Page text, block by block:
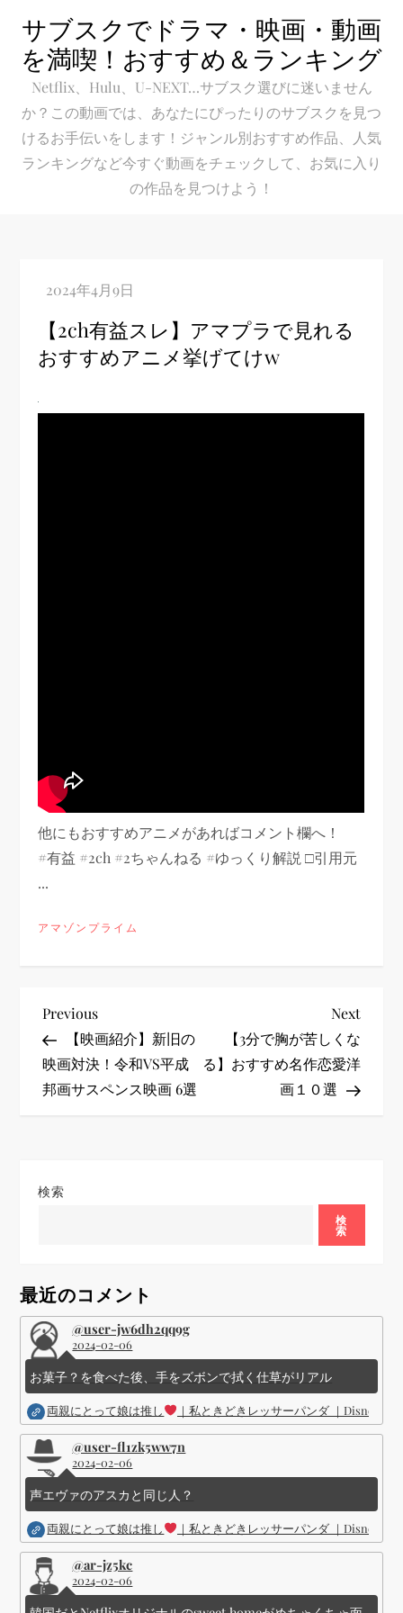
content
サブスクでドラマ・映画・動画
を満喫！おすすめ＆ランキング
Netflix、Hulu、U-NEXT…サブスク選びに迷いません
か？この動画では、あなたにぴったりのサブスクを見つ
けるお手伝いをします！ジャンル別おすすめ作品、人気
ランキングなど今すぐ動画をチェックして、お気に入り
の作品を見つけよう！
【2ch有益スレ】アマプラで見れる
おすすめアニメ挙げてけw
他にもおすすめアニメがあればコメント欄へ！
#有益 #2ch #2ちゃんねる #ゆっくり解説 □引用元
...
アマゾンプライム
投
稿
ナ
ゲ
シ
ョ
ン
Previous
Post
Previous
【映画紹介】新旧の
映画対決！令和VS平成
邦画サスペンス映画 6選
Next
Post
Next
【3分で胸が苦しくな
る】おすすめ名作恋愛洋
画１０選
検索
検
索
最近のコメント
@user-jw6dh2qq9g
2024-02-06
お菓子？を食べた後、手をズボンで拭く仕草がリアル
両親にとって娘は推し ｜私ときどきレッサーパンダ ｜Disney (
@user-fl1zk5ww7n
2024-02-06
声エヴァのアスカと同じ人？
両親にとって娘は推し ｜私ときどきレッサーパンダ ｜Disney (
@ar-jz5kc
2024-02-06